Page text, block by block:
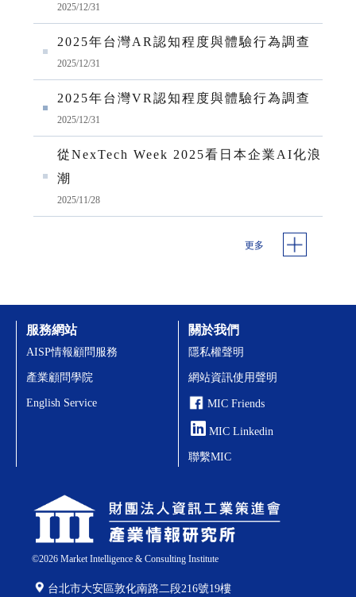
2025/12/31
2025年台灣AR認知程度與體驗行為調查
2025/12/31
2025年台灣VR認知程度與體驗行為調查
2025/12/31
從NexTech Week 2025看日本企業AI化浪
潮
2025/11/28
更多
©2026Market Intelligence & Consulting Institute
台北市大安區敦化南路二段216號19樓
服務網站
AISP情報顧問服務
產業顧問學院
English Service
關於我們
隱私權聲明
網站資訊使用聲明
MIC Friends
MIC Linkedin
聯繫MIC